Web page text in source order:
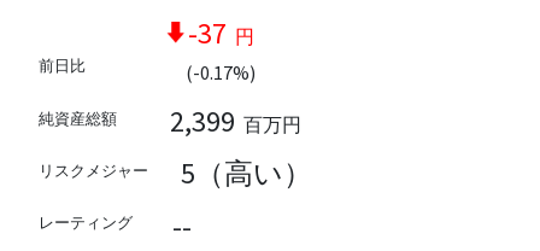
前日比
-37 円
(-0.17%)
純資産総額 2,399 百万円
リスクメジャー 5（高い）
レーティング --